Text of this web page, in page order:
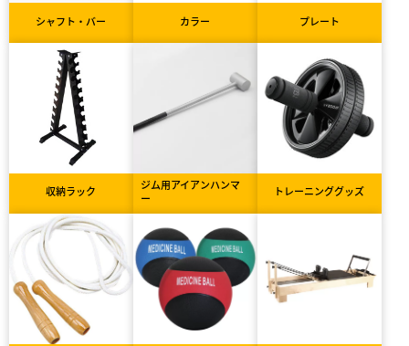
シャフト・バー カラー プレート
収納ラック
ジム用アイアンハンマ
ー
トレーニンググッズ